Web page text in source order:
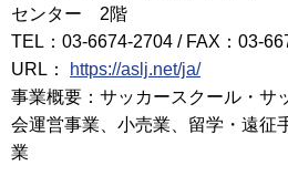
センター 2階
TEL：03-6674-2704 / FAX：03-
URL：
https://aslj.net/ja/
事業概要：サッカースクール・サ
会運営事業、小売業、留学・遠征
業